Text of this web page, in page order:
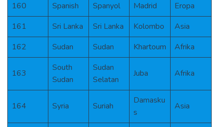
160 Spanish Spanyol Madrid
Eropa
161
Sri Lanka Sri Lanka Kolombo
Asia
162
Sudan Sudan Khartoum Afrika
163
South
Sudan
Sudan
Selatan
Juba Afrika
164 Syria Suriah
Damasku
s
Asia